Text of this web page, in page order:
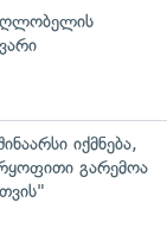
იქმნება,
გარემოა